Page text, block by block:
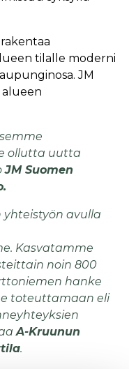
tilalle moderni
JM
alueen
ollutta uutta
JM Suomen
yhteistyön avulla
Kasvatamme
noin 800
hanke
toteuttamaan eli
A-Kruunun
.